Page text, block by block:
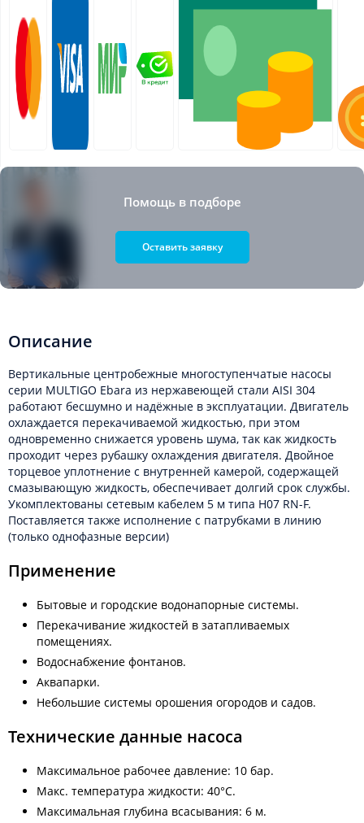
Помощь в подборе
Оставить заявку
Описание
Вертикальные центробежные многоступенчатые насосы
серии MULTIGO Ebara из нержавеющей стали AISI 304
работают бесшумно и надёжные в эксплуатации. Двигатель
охлаждается перекачиваемой жидкостью, при этом
одновременно снижается уровень шума, так как жидкость
проходит через рубашку охлаждения двигателя. Двойное
торцевое уплотнение с внутренней камерой, содержащей
смазывающую жидкость, обеспечивает долгий срок службы.
Укомплектованы сетевым кабелем 5 м типа H07 RN-F.
Поставляется также исполнение с патрубками в линию
(только однофазные версии)
Применение
Бытовые и городские водонапорные системы.
Перекачивание жидкостей в затапливаемых
помещениях.
Водоснабжение фонтанов.
Аквапарки.
Небольшие системы орошения огородов и садов.
Технические данные насоса
Максимальное рабочее давление: 10 бар.
Макс. температура жидкости: 40°C.
Максимальная глубина всасывания: 6 м.